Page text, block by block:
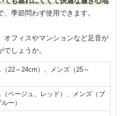
季節問わず使用できます。
オフィスやマンションなど足音が
しょうか。
22～24cm）、メンズ（25～
（ベージュ、レッド）、メンズ（ブ
ー）